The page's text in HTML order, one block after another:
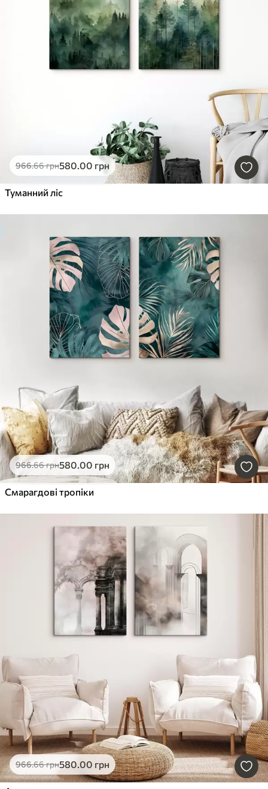
966.66грн580.00 грн
Туманний ліс
966.66грн580.00 грн
Смарагдові тропіки
966.66грн580.00 грн